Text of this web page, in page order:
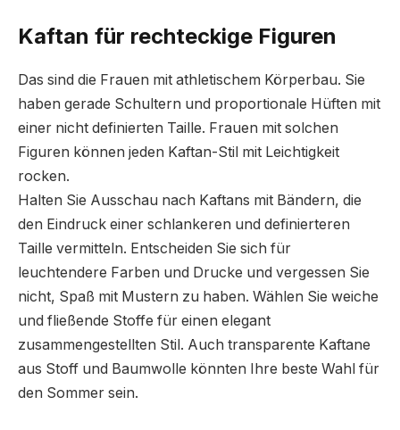
Kaftan für rechteckige Figuren
Das sind die Frauen mit athletischem Körperbau. Sie
haben gerade Schultern und proportionale Hüften mit
einer nicht definierten Taille. Frauen mit solchen
Figuren können jeden Kaftan-Stil mit Leichtigkeit
rocken.
Halten Sie Ausschau nach Kaftans mit Bändern, die
den Eindruck einer schlankeren und definierteren
Taille vermitteln. Entscheiden Sie sich für
leuchtendere Farben und Drucke und vergessen Sie
nicht, Spaß mit Mustern zu haben. Wählen Sie weiche
und fließende Stoffe für einen elegant
zusammengestellten Stil. Auch transparente Kaftane
aus Stoff und Baumwolle könnten Ihre beste Wahl für
den Sommer sein.